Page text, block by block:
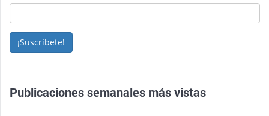
¡Suscríbete!
Publicaciones semanales más vistas